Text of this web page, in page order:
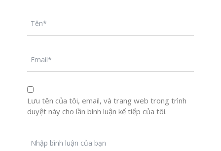
Lưu tên của tôi, email, và trang web trong trình
duyệt này cho lần bình luận kế tiếp của tôi.